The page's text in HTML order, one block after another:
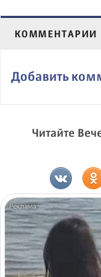
КОММЕНТАРИИ
Добавить
Читайте